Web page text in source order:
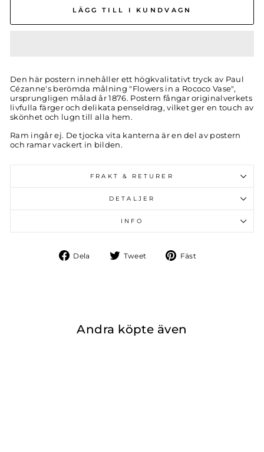
LÄGG TILL I KUNDVAGN
Den här postern innehåller ett högkvalitativt tryck av Paul
Cézanne's berömda målning " Flowers in a Rococo Vase",
ursprungligen målad år 1876. Postern fångar originalverkets
livfulla färger och delikata penseldrag, vilket ger en touch av
skönhet och lugn till alla hem.
Ram ingår ej. De tjocka vita kanterna är en del av postern
och ramar vackert in bilden.
FRAKT & RETURER
DETALJER
INFO
Dela
Dela
Tweet
Tweet Fäst
Andra köpte även